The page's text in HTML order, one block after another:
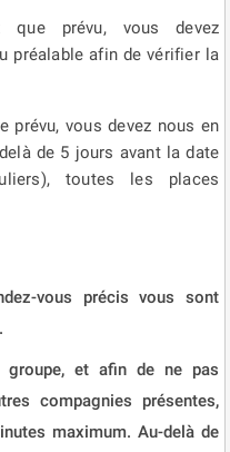
prévu, vous devez
préalable afin de vérifier la
prévu, vous devez nous en
de 5 jours avant la date
toutes les places
vous précis vous sont
et afin de ne pas
compagnies présentes,
maximum. Au-delà de